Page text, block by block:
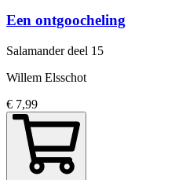
Een ontgoocheling
Salamanderdeel 15
Willem Elsschot
€ 7,99